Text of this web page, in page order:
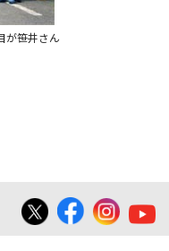
が笹井さん